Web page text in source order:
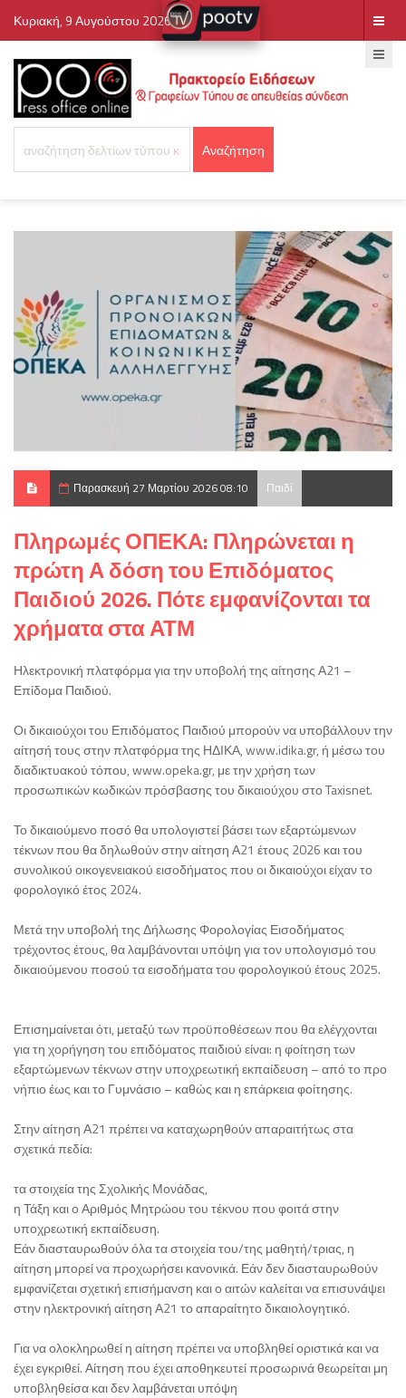
Κυριακή, 9 Αυγούστου 2026
Παρασκευή 27 Μαρτίου 2026 08:10 Παιδί
Πληρωμές ΟΠΕΚΑ: Πληρώνεται η
πρώτη Α δόση του Επιδόματος
Παιδιού 2026. Πότε εμφανίζονται τα
χρήματα στα ΑΤΜ
Ηλεκτρονική πλατφόρμα για την υποβολή της αίτησης Α21 –
Επίδομα Παιδιού.
Οι δικαιούχοι του Επιδόματος Παιδιού μπορούν να υποβάλλουν την
αίτησή τους στην πλατφόρμα της ΗΔΙΚΑ, www.idika.gr, ή μέσω του
διαδικτυακού τόπου, www.opeka.gr, με την χρήση των
προσωπικών κωδικών πρόσβασης του δικαιούχου στο Taxisnet.
Το δικαιούμενο ποσό θα υπολογιστεί βάσει των εξαρτώμενων
τέκνων που θα δηλωθούν στην αίτηση Α21 έτους 2026 και του
συνολικού οικογενειακού εισοδήματος που οι δικαιούχοι είχαν το
φορολογικό έτος 2024.
Μετά την υποβολή της Δήλωσης Φορολογίας Εισοδήματος
τρέχοντος έτους, θα λαμβάνονται υπόψη για τον υπολογισμό του
δικαιούμενου ποσού τα εισοδήματα του φορολογικού έτους 2025.
Επισημαίνεται ότι, μεταξύ των προϋποθέσεων που θα ελέγχονται
για τη χορήγηση του επιδόματος παιδιού είναι: η φοίτηση των
εξαρτώμενων τέκνων στην υποχρεωτική εκπαίδευση – από το προ
νήπιο έως και το Γυμνάσιο – καθώς και η επάρκεια φοίτησης.
Στην αίτηση Α21 πρέπει να καταχωρηθούν απαραιτήτως στα
σχετικά πεδία:
τα στοιχεία της Σχολικής Μονάδας,
η Τάξη και ο Αριθμός Μητρώου του τέκνου που φοιτά στην
υποχρεωτική εκπαίδευση.
Εάν διασταυρωθούν όλα τα στοιχεία του/της μαθητή/τριας, η
αίτηση μπορεί να προχωρήσει κανονικά. Εάν δεν διασταυρωθούν
εμφανίζεται σχετική επισήμανση και ο αιτών καλείται να επισυνάψει
στην ηλεκτρονική αίτηση Α21 το απαραίτητο δικαιολογητικό.
Για να ολοκληρωθεί η αίτηση πρέπει να υποβληθεί οριστικά και να
έχει εγκριθεί. Αίτηση που έχει αποθηκευτεί προσωρινά θεωρείται μη
υποβληθείσα και δεν λαμβάνεται υπόψη